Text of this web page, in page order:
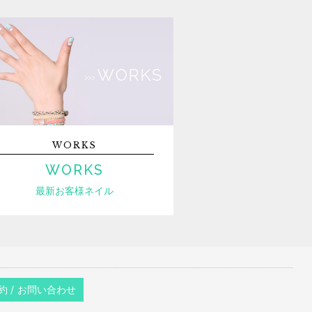
WORKS
WORKS
最新お客様ネイル
/ お問い合わせ